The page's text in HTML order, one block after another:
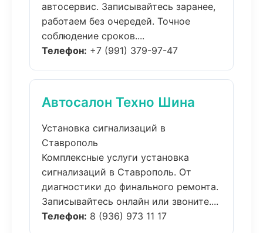
автосервис. Записывайтесь заранее,
работаем без очередей. Точное
соблюдение сроков....
Телефон: +7 (991) 379-97-47
Автосалон Техно Шина
Установка сигнализаций в
Ставрополь
Комплексные услуги установка
сигнализаций в Ставрополь. От
диагностики до финального ремонта.
Записывайтесь онлайн или звоните....
Телефон: 8 (936) 973 11 17